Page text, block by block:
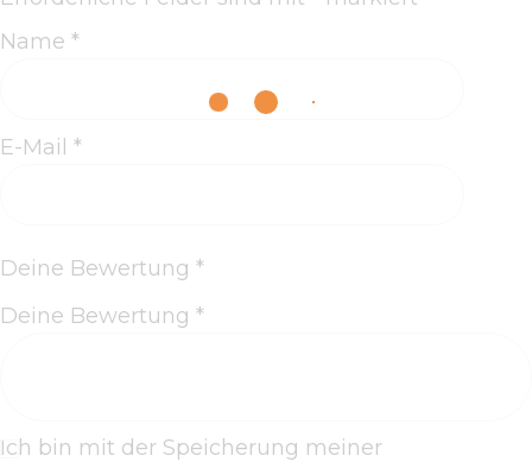
Name *
E-Mail *
Deine Bewertung *
Deine Bewertung *
Ich bin mit der Speicherung meiner